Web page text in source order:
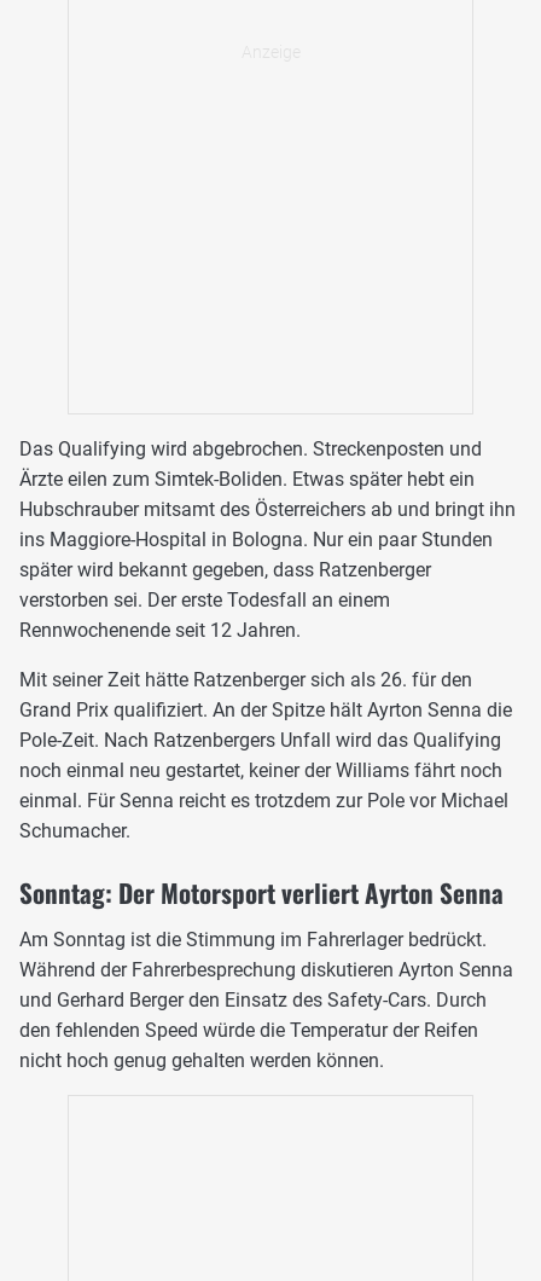
Das Qualifying wird abgebrochen. Streckenposten und
Ärzte eilen zum Simtek-Boliden. Etwas später hebt ein
Hubschrauber mitsamt des Österreichers ab und bringt ihn
ins Maggiore-Hospital in Bologna. Nur ein paar Stunden
später wird bekannt gegeben, dass Ratzenberger
verstorben sei. Der erste Todesfall an einem
Rennwochenende seit 12 Jahren.
Mit seiner Zeit hätte Ratzenberger sich als 26. für den
Grand Prix qualifiziert. An der Spitze hält Ayrton Senna die
Pole-Zeit. Nach Ratzenbergers Unfall wird das Qualifying
noch einmal neu gestartet, keiner der Williams fährt noch
einmal. Für Senna reicht es trotzdem zur Pole vor Michael
Schumacher.
Sonntag: Der Motorsport verliert Ayrton Senna
Am Sonntag ist die Stimmung im Fahrerlager bedrückt.
Während der Fahrerbesprechung diskutieren Ayrton Senna
und Gerhard Berger den Einsatz des Safety-Cars. Durch
den fehlenden Speed würde die Temperatur der Reifen
nicht hoch genug gehalten werden können.